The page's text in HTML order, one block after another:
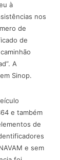
à
nos
de
de
A
Sinop.
e também
de
e sem